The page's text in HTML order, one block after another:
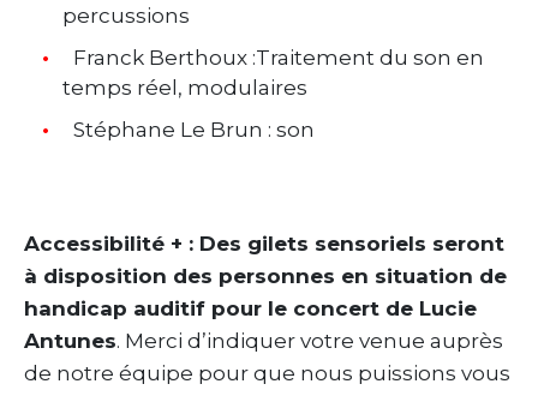
percussions
Franck Berthoux :Traitement du son en
temps réel, modulaires
Stéphane Le Brun : son
Accessibilité + : Des gilets sensoriels seront
à disposition des personnes en situation de
handicap auditif pour le concert de Lucie
Antunes. Merci d’indiquer votre venue auprès
de notre équipe pour que nous puissions vous